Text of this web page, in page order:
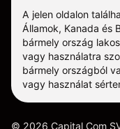
A jelen oldalon
Államok, Kanada és
bármely ország
vagy használatra
bármely országból
vagy használat
© 2026 Capital Com